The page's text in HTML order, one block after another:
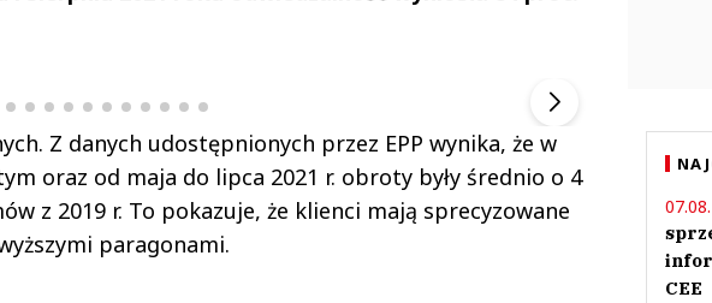
Z danych udostępnionych przez EPP wynika, że w
oraz od maja do lipca 2021 r. obroty były średnio o 4
z 2019 r. To pokazuje, że klienci mają sprecyzowane
paragonami.
07.08.
CEE